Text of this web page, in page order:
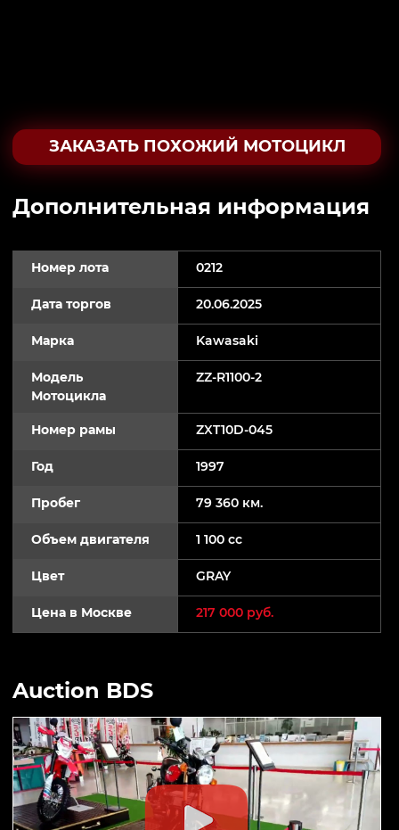
ЗАКАЗАТЬ ПОХОЖИЙ МОТОЦИКЛ
Дополнительная информация
Номер лота 0212
Дата торгов 20.06.2025
Марка Kawasaki
Модель
Мотоцикла
ZZ-R1100-2
Номер рамы ZXT10D-045
Год 1997
Пробег 79 360 км.
Объем двигателя 1 100 cc
Цвет GRAY
Цена в Москве 217 000 руб.
Auction BDS